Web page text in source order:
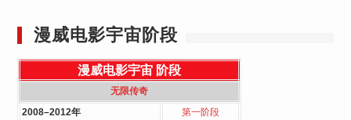
漫威电影宇宙阶段
漫威电影宇宙 阶段
无限传奇
2008–2012年
第一阶段